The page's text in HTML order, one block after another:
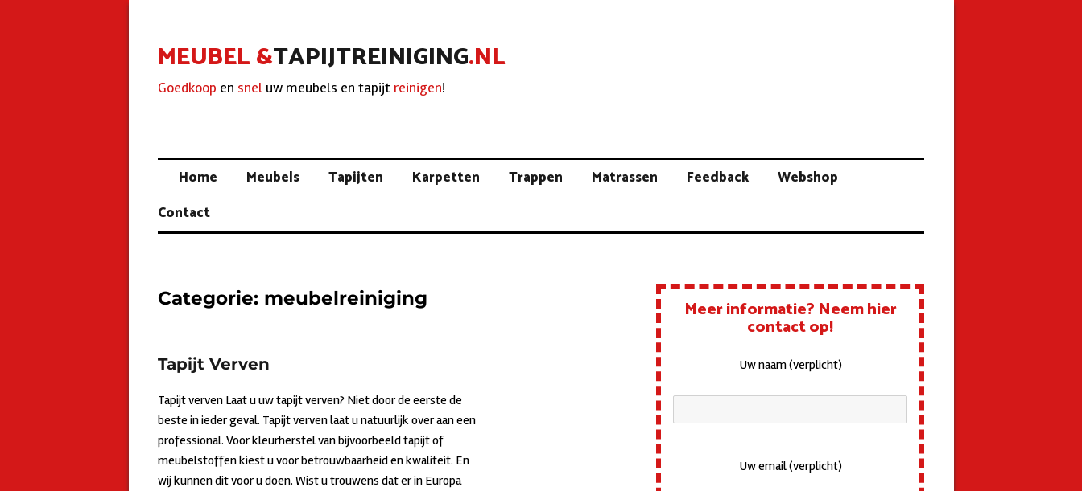
MEUBEL &TAPIJTREINIGING.NL
Goedkoop en sneluw meubels en tapijt reinigen!
Home Meubels Tapijten Karpetten Trappen Matrassen Feedback
Webshop
Contact
Categorie: meubelreiniging
Tapijt Verven
Tapijt verven Laat u uw tapijt verven? Niet door de eerste de
beste in ieder geval. Tapijt verven laat u natuurlijk over aan een
professional. Voor kleurherstel van bijvoorbeeld tapijt of
meubelstoffen kiest u voor betrouwbaarheid en kwaliteit. En
wij kunnen dit voor u doen. Wist u trouwens dat er in Europa
Meer informatie? Neem hier
contact op!
Uw naam (verplicht)
Uw email (verplicht)